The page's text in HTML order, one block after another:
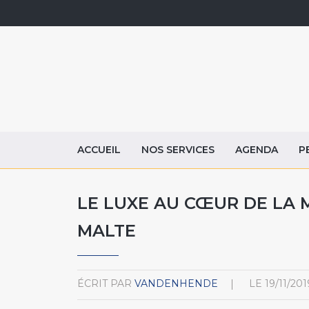
ACCUEIL NOS SERVICES AGENDA
LE LUXE AU CŒUR DE LA
MALTE
ÉCRIT PAR VANDENHENDE LE 19/11/